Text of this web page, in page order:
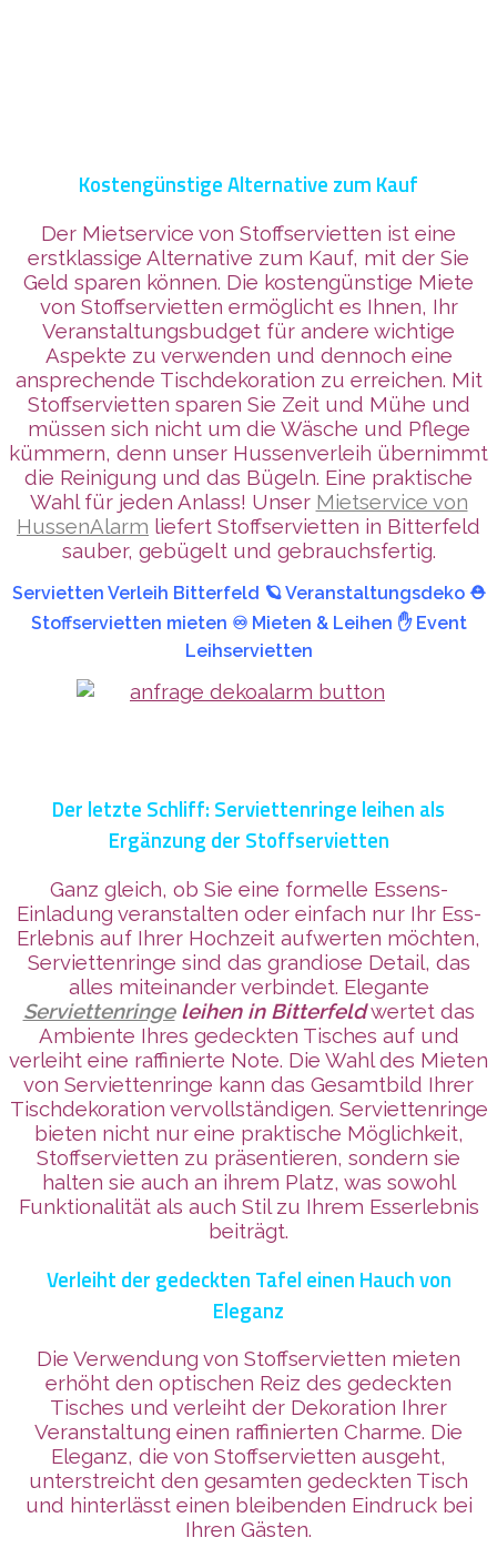
Kostengünstige Alternative zum Kauf
Der Mietservice von Stoffservietten ist eine
erstklassige Alternative zum Kauf, mit der Sie
Geld sparen können. Die kostengünstige Miete
von Stoffservietten ermöglicht es Ihnen, Ihr
Veranstaltungsbudget für andere wichtige
Aspekte zu verwenden und dennoch eine
ansprechende Tischdekoration zu erreichen. Mit
Stoffservietten sparen Sie Zeit und Mühe und
müssen sich nicht um die Wäsche und Pflege
kümmern, denn unser Hussenverleih übernimmt
die Reinigung und das Bügeln. Eine praktische
Wahl für jeden Anlass! Unser Mietservice von
HussenAlarm liefert Stoffservietten in Bitterfeld
sauber, gebügelt und gebrauchsfertig.
Servietten Verleih Bitterfeld 🪐 Veranstaltungsdeko ⛑️
Stoffservietten mieten ♾️ Mieten & Leihen ✋ Event
Leihservietten
Der letzte Schliff: Serviettenringe leihen als
Ergänzung der Stoffservietten
Ganz gleich, ob Sie eine formelle Essens-
Einladung veranstalten oder einfach nur Ihr Ess-
Erlebnis auf Ihrer Hochzeit aufwerten möchten,
Serviettenringe sind das grandiose Detail, das
alles miteinander verbindet. Elegante
Serviettenringeleihen in Bitterfeldwertet das
Ambiente Ihres gedeckten Tisches auf und
verleiht eine raffinierte Note. Die Wahl des Mieten
von Serviettenringe kann das Gesamtbild Ihrer
Tischdekoration vervollständigen. Serviettenringe
bieten nicht nur eine praktische Möglichkeit,
Stoffservietten zu präsentieren, sondern sie
halten sie auch an ihrem Platz, was sowohl
Funktionalität als auch Stil zu Ihrem Esserlebnis
beiträgt.
Verleiht der gedeckten Tafel einen Hauch von
Eleganz
Die Verwendung von Stoffservietten mieten
erhöht den optischen Reiz des gedeckten
Tisches und verleiht der Dekoration Ihrer
Veranstaltung einen raffinierten Charme. Die
Eleganz, die von Stoffservietten ausgeht,
unterstreicht den gesamten gedeckten Tisch
und hinterlässt einen bleibenden Eindruck bei
Ihren Gästen.